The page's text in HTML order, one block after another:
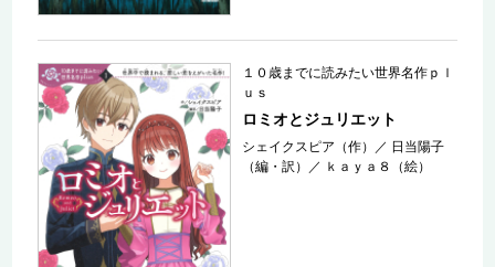
１０歳までに読みたい世界名作ｐｌ
ｕｓ
ロミオとジュリエット
シェイクスピア（作） ／ 日当陽子
（編・訳）
／ ｋａｙａ８（絵）